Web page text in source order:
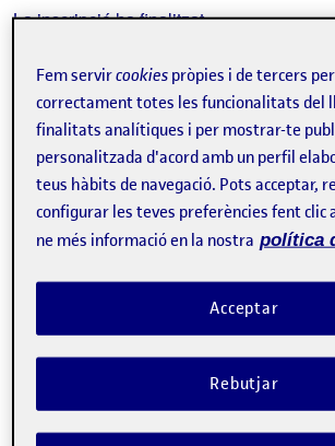
La inscripció ha finalitzat.
Inscriure-s'hi
Contacte
Sobre l'esdeveniment
Fem servircookies pròpies i de tercers
correctament totes les funcionalitats del
finalitats analítiques i per mostrar-te
personalitzada d'acord amb un perfil
teus hàbits de navegació. Pots acceptar,
configurar les teves preferències fent clic
ne més informació en la nostra política
Rebutjar
Acceptar